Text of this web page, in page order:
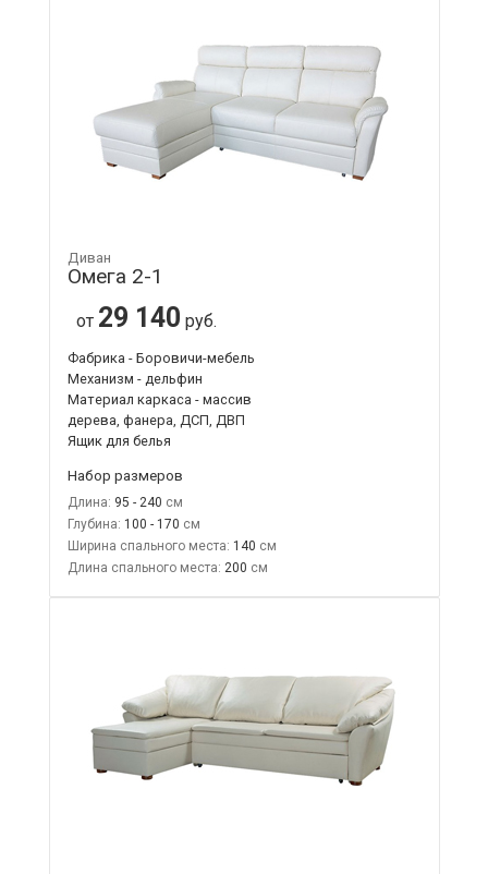
Диван
Омега 2-1
от 29 140 руб.
Фабрика - Боровичи-мебель
Механизм - дельфин
Материал каркаса - массив
дерева, фанера, ДСП, ДВП
Ящик для белья
Набор размеров
Длина: 95 - 240
Глубина: 100 - 170
Ширина спального места: 140
Длина спального места: 200